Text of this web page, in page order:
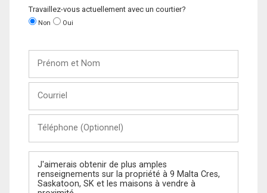
Travaillez-vous actuellement avec un courtier?
Non Oui
Nom
(Optionnel)
Message